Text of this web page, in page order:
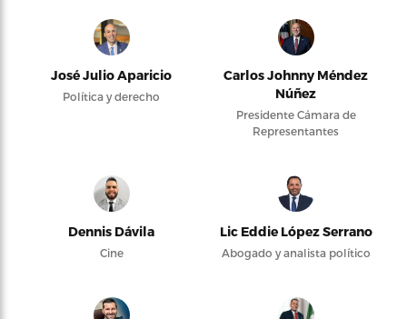
José Julio Aparicio
Política y derecho
Carlos Johnny Méndez
Núñez
Presidente Cámara de
Representantes
Dennis Dávila
Cine
Lic Eddie López Serrano
Abogado y analista político